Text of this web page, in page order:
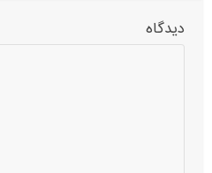
دیدگاه